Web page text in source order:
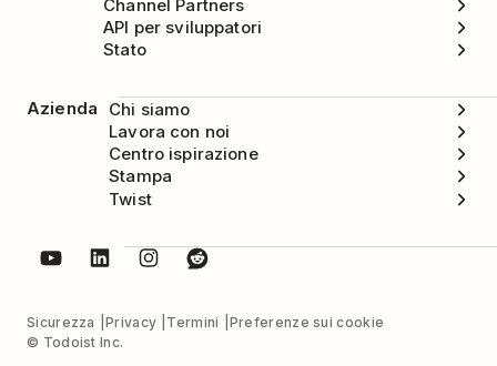
Channel Partners
API per sviluppatori
Stato
Azienda
Chi siamo
Lavora con noi
Centro ispirazione
Stampa
Twist
Sicurezza Privacy Termini
Preferenze sui cookie
© Todoist Inc.